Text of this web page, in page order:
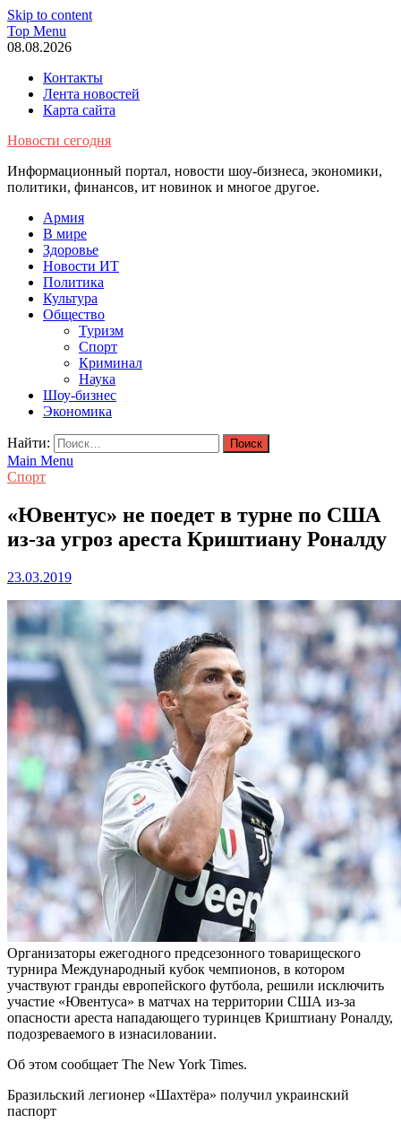
Skip to content
Top Menu
08.08.2026
Контакты
Лента новостей
Карта сайта
Новости сегодня
Информационный портал, новости шоу-бизнеса, экономики,
политики, финансов, ит новинок и многое другое.
Армия
В мире
Здоровье
Новости ИТ
Политика
Культура
Общество
Туризм
Спорт
Криминал
Наука
Шоу-бизнес
Экономика
Найти:
Main Menu
Спорт
«Ювентус» не поедет в турне по США
из-за угроз ареста Криштиану Роналду
23.03.2019
Организаторы ежегодного предсезонного товарищеского
турнира Международный кубок чемпионов, в котором
участвуют гранды европейского футбола, решили исключить
участие «Ювентуса» в матчах на территории США из-за
опасности ареста нападающего туринцев Криштиану Роналду,
подозреваемого в изнасиловании.
Об этом сообщает The New York Times.
Бразильский легионер «Шахтёра» получил украинский
паспорт